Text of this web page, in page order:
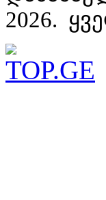
2026.